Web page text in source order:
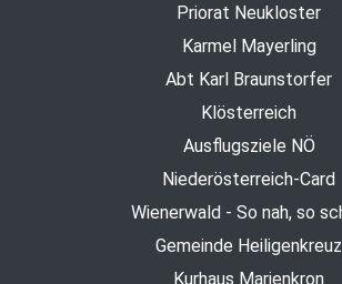
Priorat Neukloster
Karmel Mayerling
Abt Karl Braunstorfer
Klösterreich
Ausflugsziele NÖ
Niederösterreich-Card
Wienerwald - So nah, so
Gemeinde Heiligenkreuz
Kurhaus Marienkron